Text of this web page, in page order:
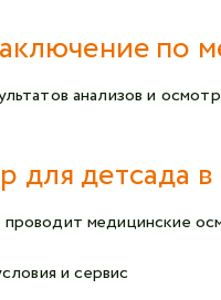
по
анализов и
для детсада
медицинские
и сервис